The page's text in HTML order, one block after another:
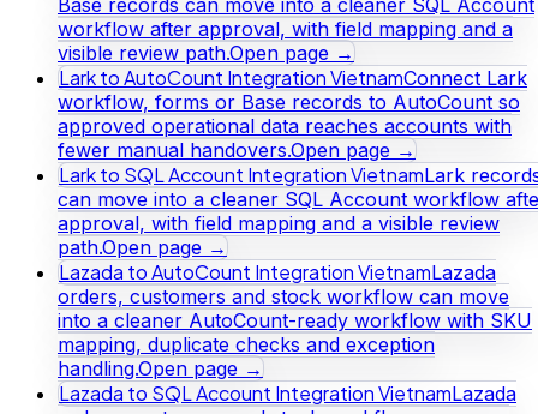
Base records can move into a cleaner SQL Account
workflow after approval, with field mapping and a
visible review path.Open page →
Lark to AutoCount Integration VietnamConnect Lark
workflow, forms or Base records to AutoCount so
approved operational data reaches accounts with
fewer manual handovers.Open page →
Lark to SQL Account Integration VietnamLark
can move into a cleaner SQL Account workflow
approval, with field mapping and a visible review
path.Open page →
Lazada to AutoCount Integration VietnamLazada
orders, customers and stock workflow can move
into a cleaner AutoCount-ready workflow with SKU
mapping, duplicate checks and exception
handling.Open page →
Lazada to SQL Account Integration VietnamLazada